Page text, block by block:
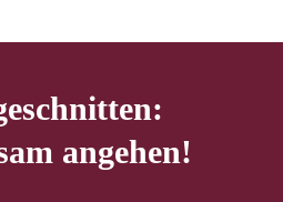
angehen!